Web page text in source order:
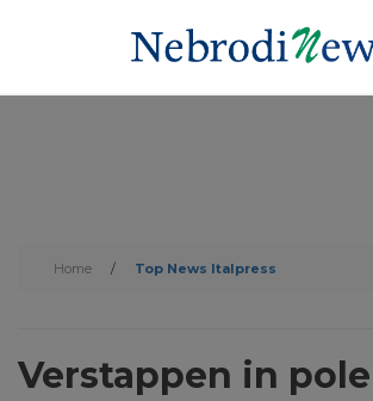
Home / Top News Italpress
Verstappen in